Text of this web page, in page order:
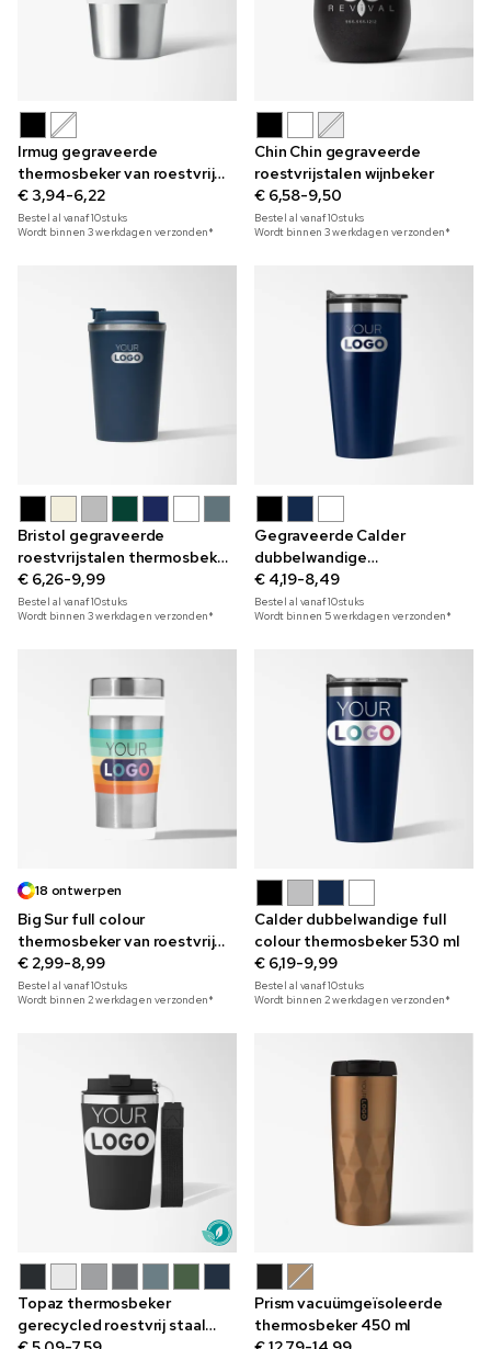
Irmug gegraveerde
thermosbeker van roestvrij
staal 350 ml
€ 3,94-6,22
Bestel al vanaf10stuks
Wordt binnen 3 werkdagen verzonden*
Chin Chin gegraveerde
roestvrijstalen wijnbeker
€ 6,58-9,50
Bestel al vanaf10stuks
Wordt binnen 3 werkdagen verzonden*
Bristol gegraveerde
roestvrijstalen thermosbeker
350 ml
€ 6,26-9,99
Bestel al vanaf10stuks
Wordt binnen 3 werkdagen verzonden*
Gegraveerde Calder
dubbelwandige
thermosbeker 530 ml
€ 4,19-8,49
Bestel al vanaf10stuks
Wordt binnen 5 werkdagen verzonden*
18 ontwerpen
Big Sur full colour
thermosbeker van roestvrij
staal 470 ml
€ 2,99-8,99
Bestel al vanaf10stuks
Wordt binnen 2 werkdagen verzonden*
Calder dubbelwandige full
colour thermosbeker 530 ml
€ 6,19-9,99
Bestel al vanaf10stuks
Wordt binnen 2 werkdagen verzonden*
Topaz thermosbeker
gerecycled roestvrij staal
Prism vacuümgeïsoleerde
thermosbeker 450 ml